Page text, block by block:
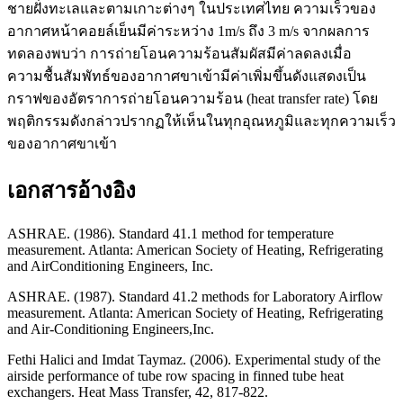
ชายฝั่งทะเลและตามเกาะต่างๆ ในประเทศไทย ความเร็วของ
อากาศหน้าคอยล์เย็นมีค่าระหว่าง 1m/s ถึง 3 m/s จากผลการ
ทดลองพบว่า การถ่ายโอนความร้อนสัมผัสมีค่าลดลงเมื่อ
ความชื้นสัมพัทธ์ของอากาศขาเข้ามีค่าเพิ่มขึ้นดังแสดงเป็น
กราฟของอัตราการถ่ายโอนความร้อน (heat transfer rate) โดย
พฤติกรรมดังกล่าวปรากฏให้เห็นในทุกอุณหภูมิและทุกความเร็ว
ของอากาศขาเข้า
เอกสารอ้างอิง
ASHRAE. (1986). Standard 41.1 method for temperature
measurement. Atlanta: American Society of Heating, Refrigerating
and AirConditioning Engineers, Inc.
ASHRAE. (1987). Standard 41.2 methods for Laboratory Airflow
measurement. Atlanta: American Society of Heating, Refrigerating
and Air-Conditioning Engineers,Inc.
Fethi Halici and Imdat Taymaz. (2006). Experimental study of the
airside performance of tube row spacing in finned tube heat
exchangers. Heat Mass Transfer, 42, 817-822.